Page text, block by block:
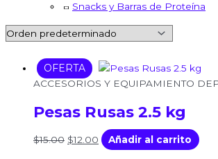
Snacks y Barras de Proteína
OFERTA
ACCESORIOS Y EQUIPAMIENTO
Pesas Rusas 2.5 kg
$15.00
El
precio
era:
$12.00
El
precio
es:
$12.00.
Añadir al carrito